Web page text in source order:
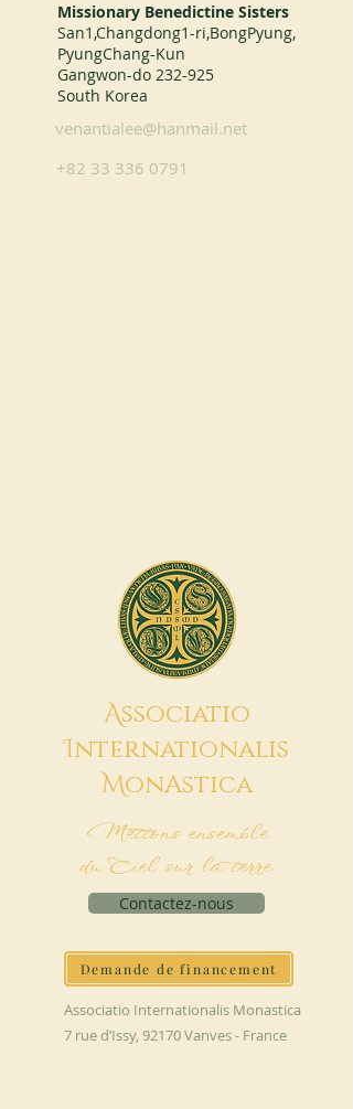
Missionary Benedictine Sisters
San1,Changdong1-ri,BongPyung,
PyungChang-Kun
Gangwon-do 232-925
South Korea
venantialee@hanmail.net
+82 33 336 0791
Associatio
Internationalis
MonAstica
Mettons ensemble
du Ciel sur la terre
Contactez-nous
Demande de financement
Associatio Internationalis Monastica
7 rue d’Issy, 92170 Vanves - France